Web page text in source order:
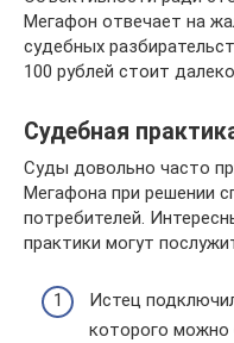
Мегафон отвечает на
судебных
100 рублей стоит
Судебная
Суды довольно часто
Мегафона при решении
потребителей.
практики могут
Истец
которого можно